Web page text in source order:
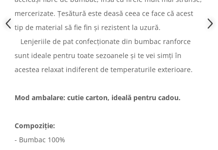
mercerizate. Țesătură este deasă ceea ce face că acest
tip de material să fie fin și rezistent la uzură.
Lenjeriile de pat confecționate din bumbac ranforce
sunt ideale pentru toate sezoanele și te vei simți în
acestea relaxat indiferent de temperaturile exterioare.
Mod ambalare: cutie carton, ideală pentru cadou.
Compoziție:
- Bumbac 100%